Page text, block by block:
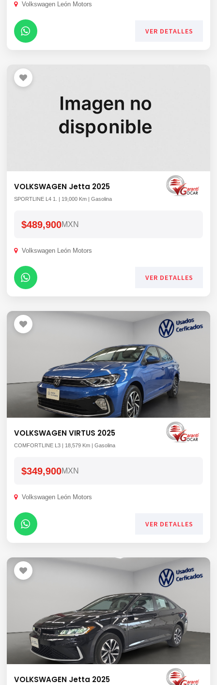
Volkswagen León Motors
VER DETALLES
VOLKSWAGEN Jetta 2025
SPORTLINE L4 1. | 19,000 Km | Gasolina
$489,900MXN
Volkswagen León Motors
VER DETALLES
VOLKSWAGEN VIRTUS 2025
COMFORTLINE L3 | 18,579 Km | Gasolina
$349,900MXN
Volkswagen León Motors
VER DETALLES
VOLKSWAGEN Jetta 2025